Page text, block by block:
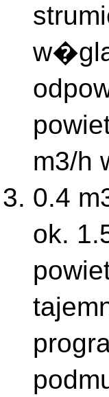
m3/h
0.4
ok.